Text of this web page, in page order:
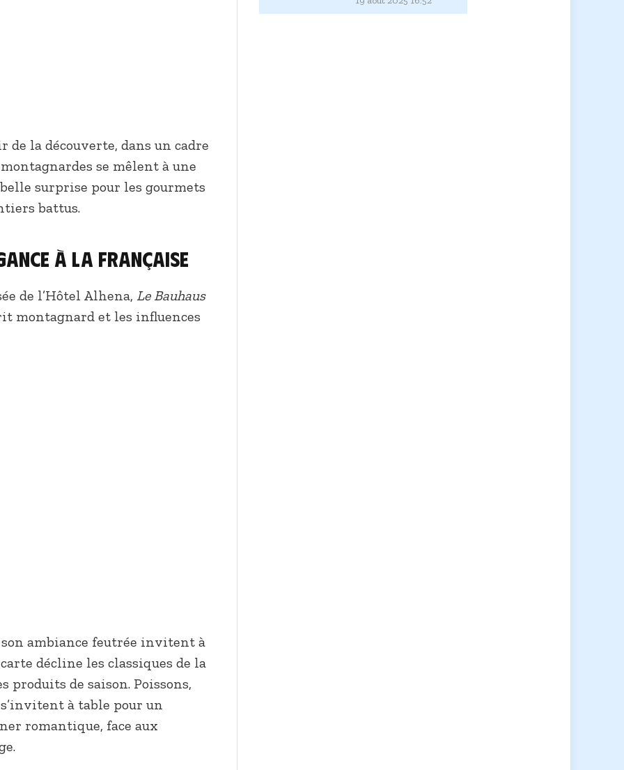
la découverte, dans un cadre
se mêlent à une
surprise pour les gourmets
battus.
à la française
de l’Hôtel Alhena, Le Bauhaus
montagnard et les influences
son ambiance feutrée invitent à
décline les classiques de la
produits de saison. Poissons,
à table pour un
romantique, face aux